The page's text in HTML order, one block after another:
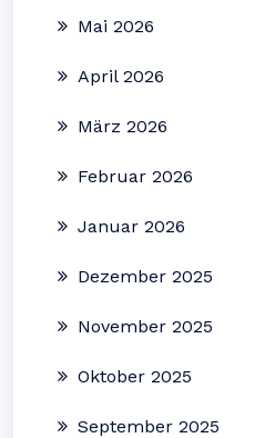
Mai 2026
April 2026
März 2026
Februar 2026
Januar 2026
Dezember 2025
November 2025
Oktober 2025
September 2025